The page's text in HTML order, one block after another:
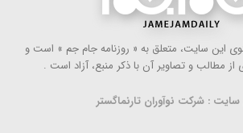
این سایت، متعلق به « روزنامه جام جم » است و
از مطالب و تصاویر آن با ذكر منبع، آزاد است .
: شرکت نوآوران تارنماگستر